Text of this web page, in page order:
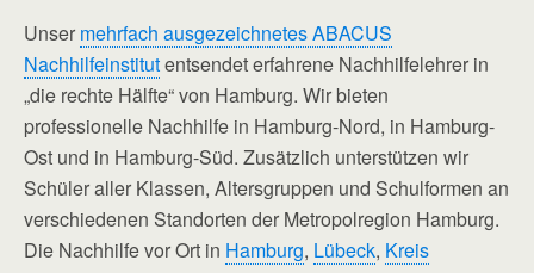
Unser mehrfach ausgezeichnetes ABACUS
Nachhilfeinstitutentsendet erfahrene Nachhilfelehrer in
„die rechte Hälfte“ von Hamburg. Wir bieten
professionelle Nachhilfe in Hamburg-Nord, in Hamburg-
Ost und in Hamburg-Süd. Zusätzlich unterstützen wir
Schüler aller Klassen, Altersgruppen und Schulformen an
verschiedenen Standorten der Metropolregion Hamburg.
Die Nachhilfe vor Ort in Hamburg, Lübeck, Kreis